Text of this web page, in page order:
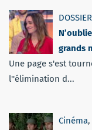
grands
Une page s'est
l''élimination d...
Cinéma,